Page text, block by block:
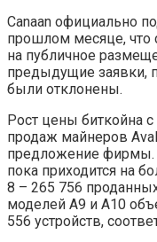
Canaan официально
прошлом месяце, что
на публичное
предыдущие заявки,
были отклонены.
Рост цены биткойна с
продаж майнеров
предложение фирмы.
пока приходится на
8 – 265 756
моделей A9 и A10
556 устройств,